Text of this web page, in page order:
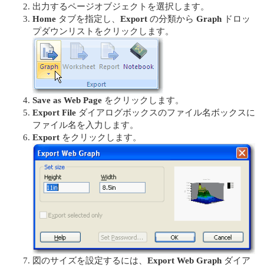
出力するページオブジェクトを選択します。
Home タブを指定し、 Export の分類から Graph ドロッ
プダウンリストをクリックします。
Save as Web Page をクリックします。
Export File ダイアログボックスのファイル名ボックスに
ファイル名を入力します。
Export をクリックします。
図のサイズを設定するには、 Export Web Graph ダイア